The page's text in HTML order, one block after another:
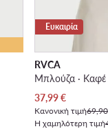
Ευκαιρία
RVCA
Μπλούζα · Καφέ
Τρέχουσα τιμή
37,99€
Κανονική τιμή
Η χαμηλότερη τιμή